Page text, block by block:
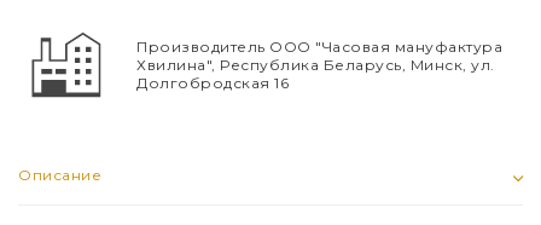
Производитель ООО "Часовая мануфактура
Хвилина", Республика Беларусь, Минск, ул.
Долгобродская 16
Описание